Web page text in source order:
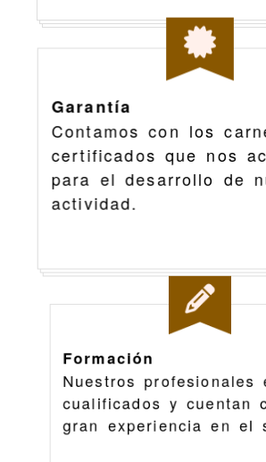
Garantía
Contamos con los
certificados que nos
para el desarrollo de
actividad.
Formación
Nuestros profesionales
cualificados y cuentan
gran experiencia en el